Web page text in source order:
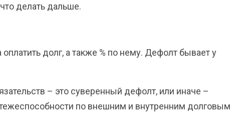
делать дальше.
долг, а также % по нему. Дефолт бывает у
– это суверенный дефолт, или иначе –
по внешним и внутренним долговым